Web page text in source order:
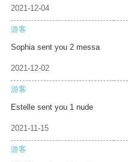
2021-12-04
游客
Sophia sent you 2 messa
2021-12-02
游客
Estelle sent you 1 nude
2021-11-15
游客